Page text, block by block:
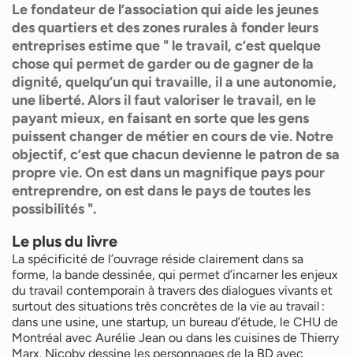
Le fondateur de l’association qui aide les jeunes
des quartiers et des zones rurales à fonder leurs
entreprises estime que " le travail, c’est quelque
chose qui permet de garder ou de gagner de la
dignité, quelqu’un qui travaille, il a une autonomie,
une liberté. Alors il faut valoriser le travail, en le
payant mieux, en faisant en sorte que les gens
puissent changer de métier en cours de vie. Notre
objectif, c’est que chacun devienne le patron de sa
propre vie. On est dans un magnifique pays pour
entreprendre, on est dans le pays de toutes les
possibilités ".
Le plus du livre
La spécificité de l’ouvrage réside clairement dans sa
forme, la bande dessinée, qui permet d’incarner les enjeux
du travail contemporain à travers des dialogues vivants et
surtout des situations très concrètes de la vie au travail :
dans une usine, une startup, un bureau d’étude, le CHU de
Montréal avec Aurélie Jean ou dans les cuisines de Thierry
Marx. Nicoby dessine les personnages de la BD avec